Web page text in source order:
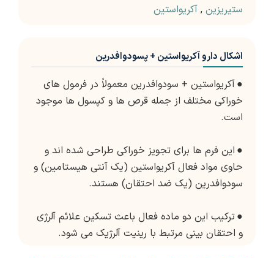
ستیریزین , آکریواستین
اشکال دارو آکریواستین + پسودوافدرین
●آکریواستین + سودوافدرین معمولاً در فرمول های
خوراکی مختلف از جمله قرص ها و کپسول ها موجود
است.
● این فرم ها برای تجویز خوراکی طراحی شده اند و
حاوی مواد فعال آکریواستین (یک آنتی هیستامین) و
سودوافدرین (یک ضد احتقان) هستند.
●ترکیب این دو ماده فعال باعث تسکین علائم آلرژی
و احتقان بینی مرتبط با رینیت آلرژیک می شود.